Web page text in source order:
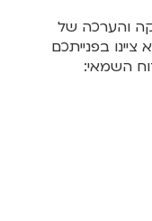
והערכה של
בפנייתכם
השמאי: